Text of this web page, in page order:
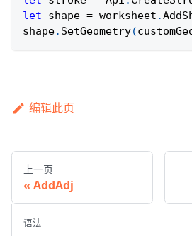
let shape = worksheet .
shape. SetGeometry(
编辑此页
上一页
AddAdj
语法